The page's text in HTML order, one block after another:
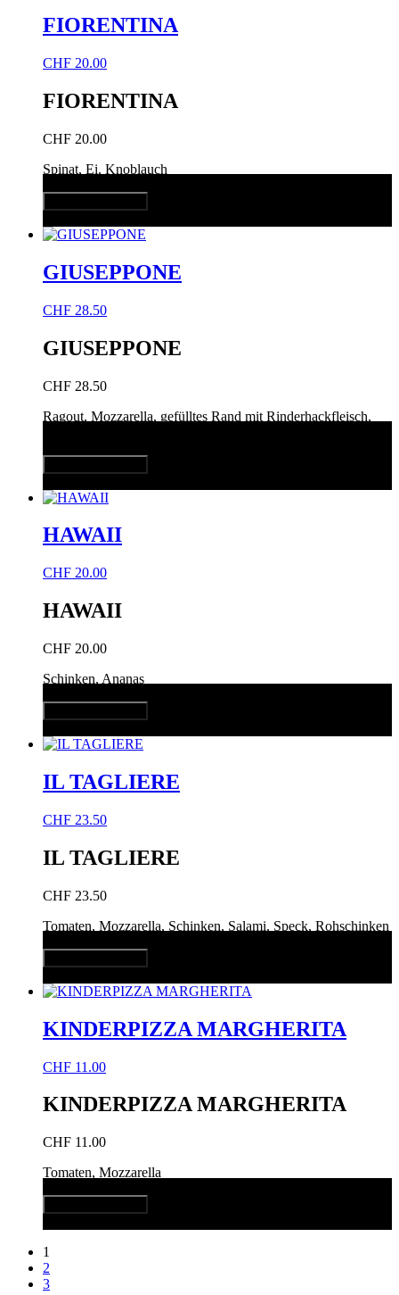
FIORENTINA
CHF 20.00
FIORENTINA
CHF 20.00
Spinat, Ei, Knoblauch
GIUSEPPONE
CHF 28.50
GIUSEPPONE
CHF 28.50
Ragout, Mozzarella, gefülltes Rand mit Rinderhackfleisch,
HAWAII
CHF 20.00
HAWAII
CHF 20.00
Schinken, Ananas
IL TAGLIERE
CHF 23.50
IL TAGLIERE
CHF 23.50
Tomaten, Mozzarella, Schinken, Salami, Speck, Rohschinken
KINDERPIZZA MARGHERITA
CHF 11.00
KINDERPIZZA MARGHERITA
CHF 11.00
Tomaten, Mozzarella
1
2
3